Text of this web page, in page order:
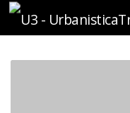
Sotto il contenuto